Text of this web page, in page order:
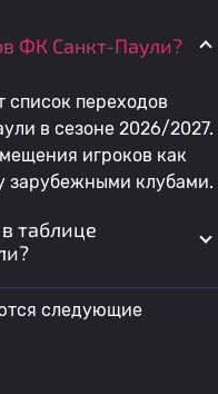
ФК Санкт-Паули?
список переходов
в сезоне 2026/2027.
игроков как
зарубежными клубами.
таблице
следующие